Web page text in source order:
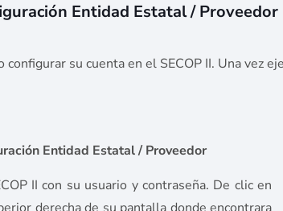
Entidad Estatal / Proveedor
configurar su cuenta en el SECOP II. Una vez
Entidad Estatal / Proveedor
II con su usuario y contraseña. De clic en